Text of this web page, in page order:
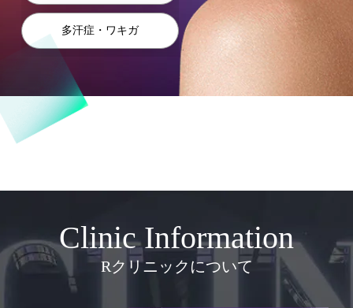
多汗症・ワキガ
Clinic Information
Rクリニックについて